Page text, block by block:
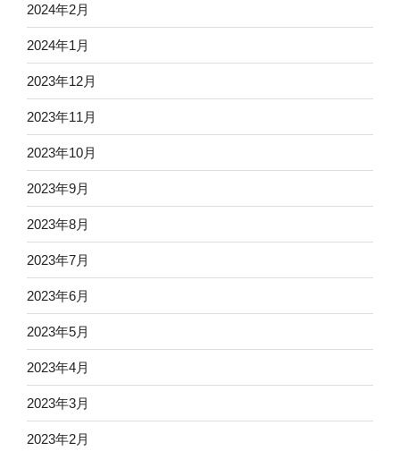
2024年2月
2024年1月
2023年12月
2023年11月
2023年10月
2023年9月
2023年8月
2023年7月
2023年6月
2023年5月
2023年4月
2023年3月
2023年2月